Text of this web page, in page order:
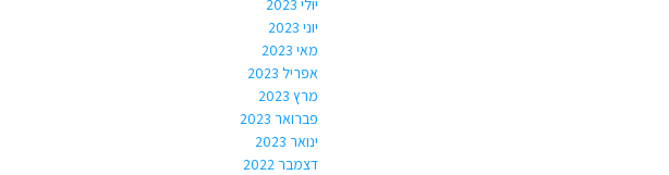
יוני 2023
מאי 2023
אפריל 2023
מרץ 2023
פברואר 2023
ינואר 2023
דצמבר 2022